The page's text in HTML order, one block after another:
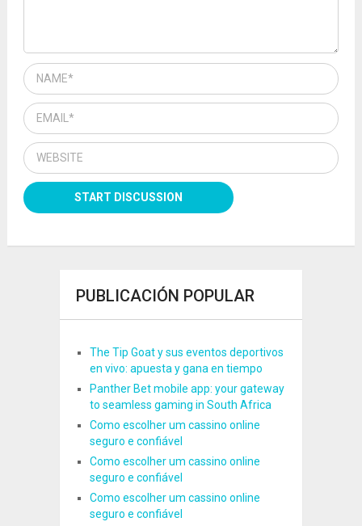
PUBLICACIÓN POPULAR
The Tip Goat y sus eventos deportivos
en vivo: apuesta y gana en tiempo
Panther Bet mobile app: your gateway
to seamless gaming in South Africa
Como escolher um cassino online
seguro e confiável
Como escolher um cassino online
seguro e confiável
Como escolher um cassino online
seguro e confiável